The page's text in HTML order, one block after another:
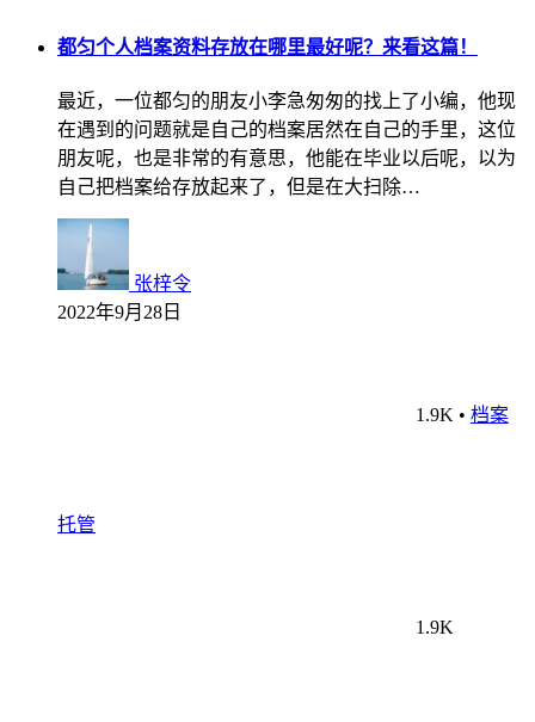
都匀个人档案资料存放在哪里最好呢？来看这篇！
最近，一位都匀的朋友小李急匆匆的找上了小编，他现
在遇到的问题就是自己的档案居然在自己的手里，这位
朋友呢，也是非常的有意思，他能在毕业以后呢，以为
自己把档案给存放起来了，但是在大扫除…
张梓令
2022年9月28日
1.9K • 档案
托管
1.9K